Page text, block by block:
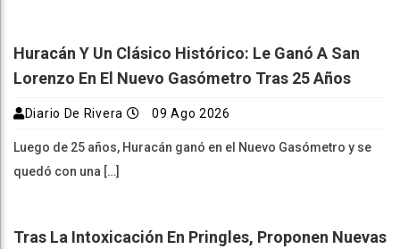
Huracán Y Un Clásico Histórico: Le Ganó A San
Lorenzo En El Nuevo Gasómetro Tras 25 Años
Diario De Rivera 09 Ago 2026
Luego de 25 años, Huracán ganó en el Nuevo Gasómetro y se
quedó con una […]
Tras La Intoxicación En Pringles, Proponen Nuevas